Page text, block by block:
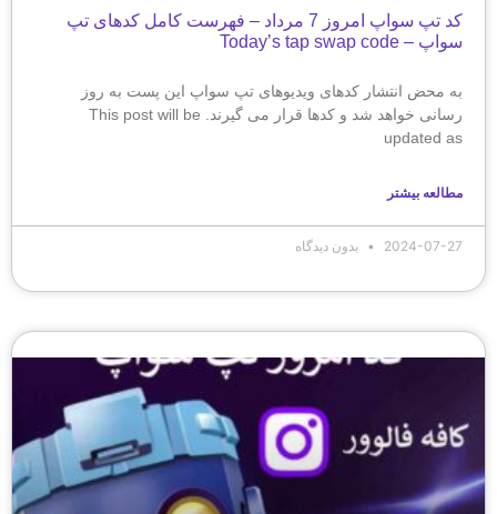
کد تپ سواپ امروز 7 مرداد – فهرست کامل کدهای تپ
سواپ – Today’s tap swap code
به محض انتشار کدهای ویدیوهای تپ سواپ این پست به روز
رسانی خواهد شد و کدها قرار می گیرند. This post will be
updated as
مطالعه بیشتر
2024-07-27 بدون دیدگاه